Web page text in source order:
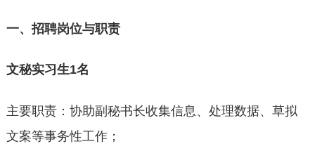
一、招聘岗位与职责
文秘实习生1名
主要职责：协助副秘书长收集信息、处理数据、草拟
文案等事务性工作；